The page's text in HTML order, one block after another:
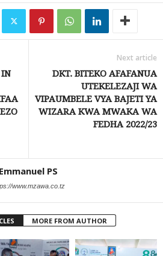
IN
Next article
DKT. BITEKO AFAFANUA
UTEKELEZAJI WA
VIPAUMBELE VYA BAJETI YA
WIZARA KWA MWAKA WA
FEDHA 2022/23
Emmanuel PS
www.mzawa.co.tz
MORE FROM AUTHOR